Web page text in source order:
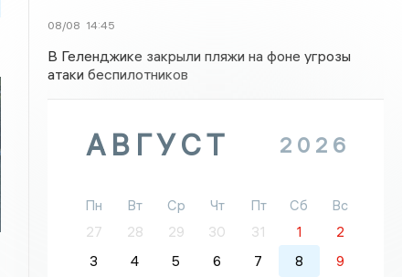
08/08 14:45
В Геленджике закрыли пляжи на фоне угрозы
атаки беспилотников
АВГУСТ 2026
Пн Вт Ср Чт Пт Сб
Вс
27
28 29 30 31 1
2
3
4 5 6 7 8
9